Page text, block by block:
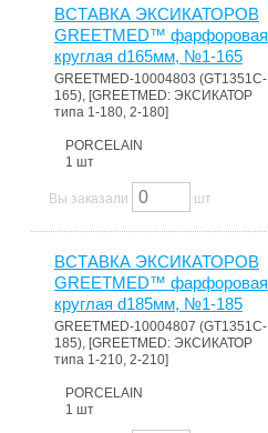
ВСТАВКА ЭКСИКАТОРОВ
GREETMED™ фарфоровая
круглая d165мм, №1-165
GREETMED-10004803 (GT1351C-
165), [GREETMED: ЭКСИКАТОР
типа 1-180, 2-180]
PORCELAIN
1 шт
Вы заказали шт
ВСТАВКА ЭКСИКАТОРОВ
GREETMED™ фарфоровая
круглая d185мм, №1-185
GREETMED-10004807 (GT1351C-
185), [GREETMED: ЭКСИКАТОР
типа 1-210, 2-210]
PORCELAIN
1 шт